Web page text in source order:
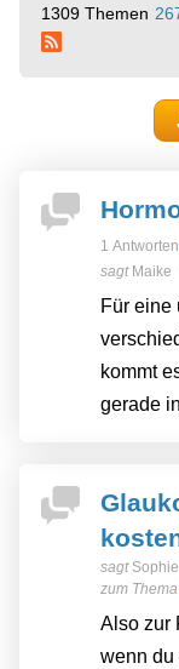
1309 Themen
1
sagt Maike
Für eine
kommt
gerade
sagt Sophie
zum Thema
Also zur
wenn du